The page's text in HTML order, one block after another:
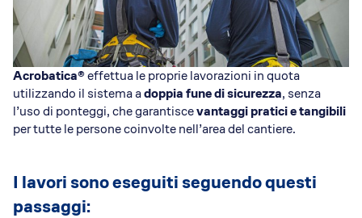
Acrobatica®effettua le proprie lavorazioni in quota
utilizzando il sistema adoppia fune di sicurezza, senza
l’uso di ponteggi, che garantiscevantaggi pratici e tangibili
per tutte le persone coinvolte nell’area del cantiere.
I lavori sono eseguiti seguendo questi
passaggi: